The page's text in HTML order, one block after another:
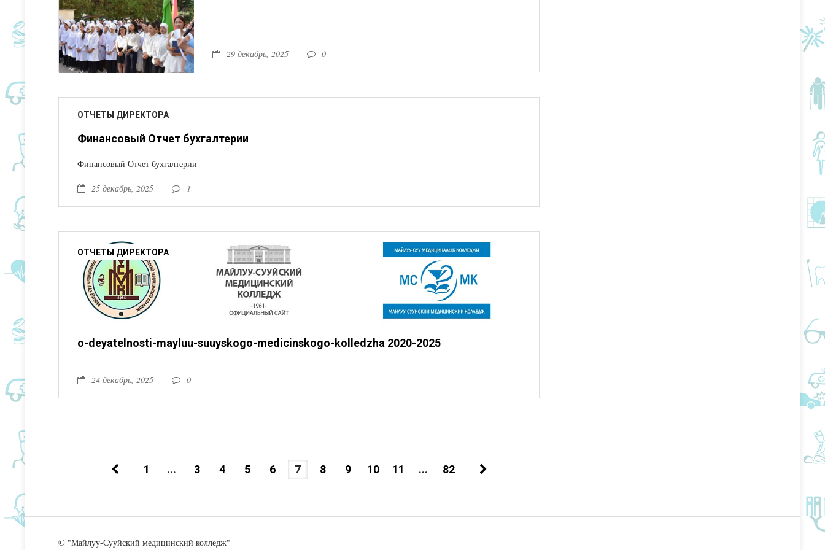
29 декабрь, 2025 0
ОТЧЕТЫ ДИРЕКТОРА
Финансовый Отчет бухгалтерии
Финансовый Отчет бухгалтерии
25 декабрь, 2025 1
ОТЧЕТЫ ДИРЕКТОРА
o-deyatelnosti-mayluu-suuyskogo-medicinskogo-kolledzha 2020-2025
24 декабрь, 2025 0
1 ... 3 4 5 6 7 8 9 10 11 ... 82
© "Майлуу-Сууйский медицинский колледж"